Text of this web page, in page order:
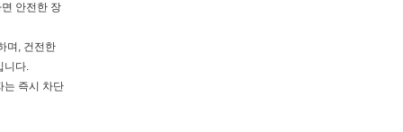
안전한 장
며, 건전한
니다.
는 즉시 차단